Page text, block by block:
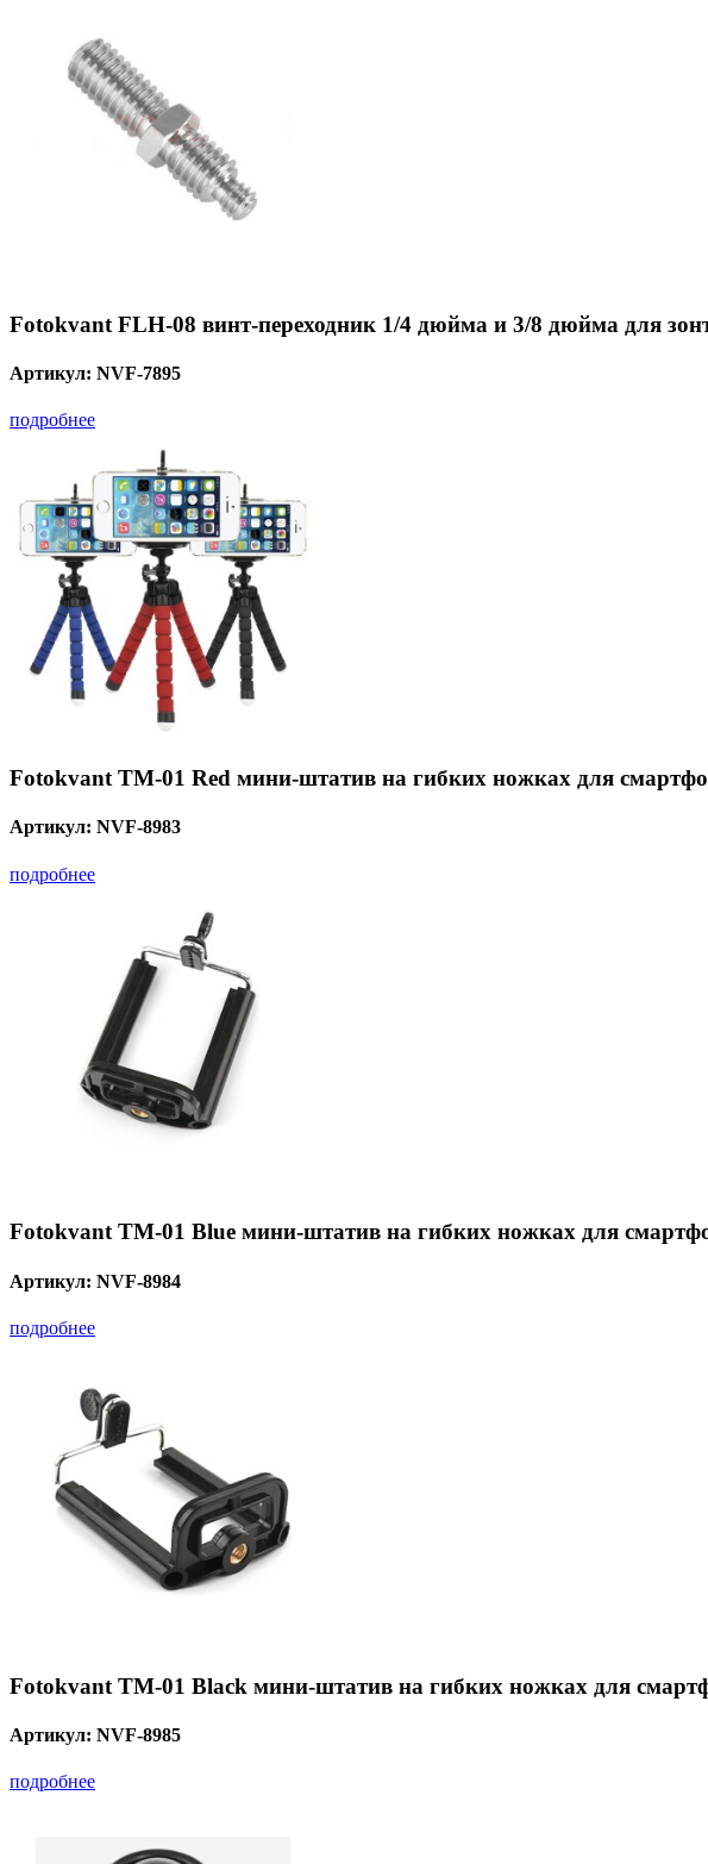
Fotokvant FLH-08 винт-переходник 1/4 дюйма и 3/8 дюйма для
Артикул: NVF-7895
подробнее
Fotokvant TM-01 Red мини-штатив на гибких ножках для
Артикул: NVF-8983
подробнее
Fotokvant TM-01 Blue мини-штатив на гибких ножках для
Артикул: NVF-8984
подробнее
Fotokvant TM-01 Black мини-штатив на гибких ножках для
Артикул: NVF-8985
подробнее